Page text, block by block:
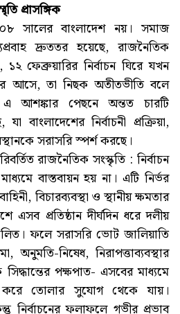
প্রাসঙ্গিক
সালের বাংলাদেশ নয়। সমাজ
দ্রুততর হয়েছে, রাজনৈতিক
ফেব্রুয়ারির নির্বাচন ঘিরে যখন
আসে, তা নিছক অতীতভীতি বলে
আশঙ্কার পেছনে অন্তত চারটি
বাংলাদেশের নির্বাচনী প্রক্রিয়া,
সরাসরি স্পর্শ করছে।
রাজনৈতিক সংস্কৃতি : নির্বাচন
বাস্তবায়ন হয় না। এটি নির্ভর
বিচারব্যবস্থা ও স্থানীয় ক্ষমতার
এসব প্রতিষ্ঠান দীর্ঘদিন ধরে দলীয়
ফলে সরাসরি ভোট জালিয়াতি
অনুমতি-নিষেধ, নিরাপত্তাব্যবস্থার
পক্ষপাত- এসবের মাধ্যমে
করে তোলার সুযোগ থেকে যায়।
নির্বাচনের ফলাফলে গভীর প্রভাব